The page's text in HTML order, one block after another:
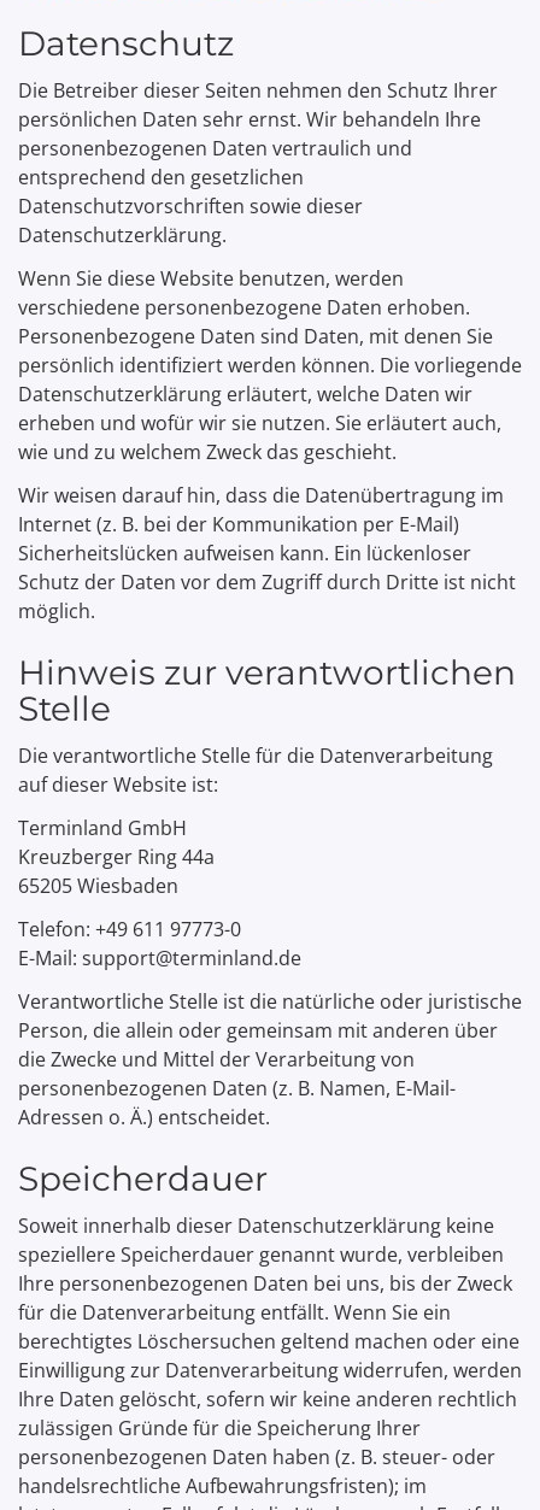
Datenschutz
Die Betreiber dieser Seiten nehmen den Schutz Ihrer
persönlichen Daten sehr ernst. Wir behandeln Ihre
personenbezogenen Daten vertraulich und
entsprechend den gesetzlichen
Datenschutzvorschriften sowie dieser
Datenschutzerklärung.
Wenn Sie diese Website benutzen, werden
verschiedene personenbezogene Daten erhoben.
Personenbezogene Daten sind Daten, mit denen Sie
persönlich identifiziert werden können. Die vorliegende
Datenschutzerklärung erläutert, welche Daten wir
erheben und wofür wir sie nutzen. Sie erläutert auch,
wie und zu welchem Zweck das geschieht.
Wir weisen darauf hin, dass die Datenübertragung im
Internet (z. B. bei der Kommunikation per E-Mail)
Sicherheitslücken aufweisen kann. Ein lückenloser
Schutz der Daten vor dem Zugriff durch Dritte ist nicht
möglich.
Hinweis zur verantwortlichen
Stelle
Die verantwortliche Stelle für die Datenverarbeitung
auf dieser Website ist:
Terminland GmbH
Kreuzberger Ring 44a
65205 Wiesbaden
Telefon: +49 611 97773-0
E-Mail: support@terminland.de
Verantwortliche Stelle ist die natürliche oder juristische
Person, die allein oder gemeinsam mit anderen über
die Zwecke und Mittel der Verarbeitung von
personenbezogenen Daten (z. B. Namen, E-Mail-
Adressen o. Ä.) entscheidet.
Speicherdauer
Soweit innerhalb dieser Datenschutzerklärung keine
speziellere Speicherdauer genannt wurde, verbleiben
Ihre personenbezogenen Daten bei uns, bis der Zweck
für die Datenverarbeitung entfällt. Wenn Sie ein
berechtigtes Löschersuchen geltend machen oder eine
Einwilligung zur Datenverarbeitung widerrufen, werden
Ihre Daten gelöscht, sofern wir keine anderen rechtlich
zulässigen Gründe für die Speicherung Ihrer
personenbezogenen Daten haben (z. B. steuer- oder
handelsrechtliche Aufbewahrungsfristen); im